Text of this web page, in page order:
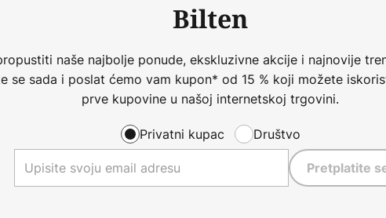
Bilten
naše najbolje ponude, ekskluzivne akcije i najnovije
se sada i poslat ćemo vam kupon* od 15 % koji možete
prve kupovine u našoj internetskoj trgovini.
Privatni kupac Društvo
Pretplatite